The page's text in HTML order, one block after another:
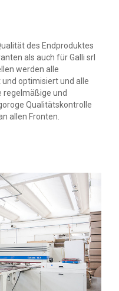
des Endproduktes
als auch für Galli srl
werden alle
optimisiert und alle
regelmäßige und
Qualitätskontrolle
allen Fronten.